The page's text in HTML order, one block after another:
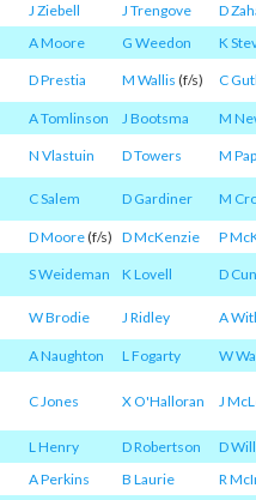
J Ziebell J Trengove D
A Moore G Weedon K
D Prestia M Wallis (f/s) C
A Tomlinson J Bootsma M
N Vlastuin D Towers M
C Salem D Gardiner M
D Moore(f/s) D McKenzie P
S Weideman K Lovell D
W Brodie J Ridley A
A Naughton L Fogarty W
C Jones X O'Halloran J
L Henry D Robertson D
A Perkins B Laurie R